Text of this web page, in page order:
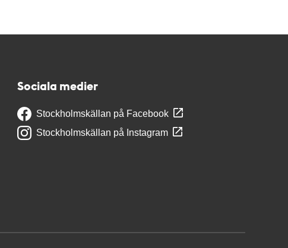
Sociala medier
Stockholmskällan på Facebook
Stockholmskällan på Instagram